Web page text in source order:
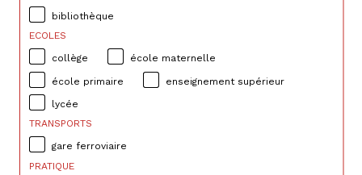
bibliothèque
ECOLES
collège
école maternelle
école primaire enseignement supérieur
lycée
TRANSPORTS
gare ferroviaire
PRATIQUE